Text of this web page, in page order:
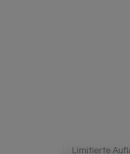
Limitierte